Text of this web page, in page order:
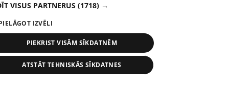
VISUS PARTNERUS (1718) →
IZVĒLI
PIEKRIST VISĀM SĪKDATNĒM
ATSTĀT TEHNISKĀS SĪKDATNES